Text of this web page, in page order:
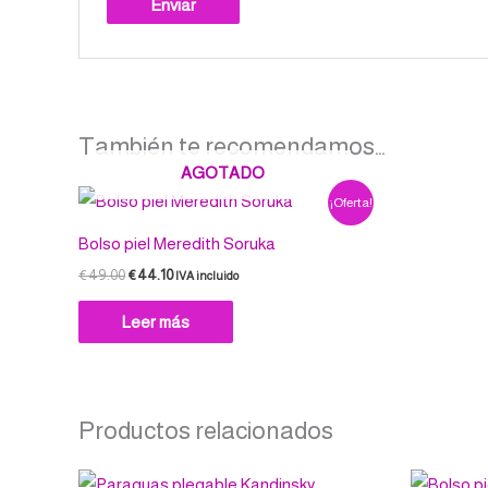
También te recomendamos…
¡Oferta!
AGOTADO
Bolso piel Meredith Soruka
€49.00
precio
era:
€49.00.
€44.10
El
es:
€44.10.
IVA incluido
Leer más
Productos relacionados
El